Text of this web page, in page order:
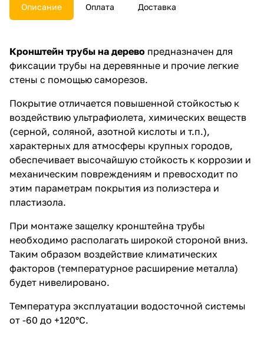
Описание Оплата Доставка
Кронштейн трубы на дерево предназначен для
фиксации трубы на деревянные и прочие легкие
стены с помощью саморезов.
Покрытие отличается повышенной стойкостью к
воздействию ультрафиолета, химических веществ
(серной, соляной, азотной кислоты и т.п.),
характерных для атмосферы крупных городов,
обеспечивает высочайшую стойкость к коррозии и
механическим повреждениям и превосходит по
этим параметрам покрытия из полиэстера и
пластизола.
При монтаже защелку кронштейна трубы
необходимо располагать широкой стороной вниз.
Таким образом воздействие климатических
факторов (температурное расширение металла)
будет нивелировано.
Температура эксплуатации водосточной системы
от -60 до +120°C.